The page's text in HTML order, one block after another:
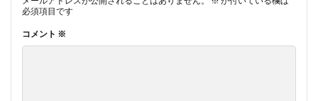
必須項目です
コメント ※